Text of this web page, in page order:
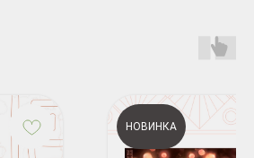
НОВИНКА